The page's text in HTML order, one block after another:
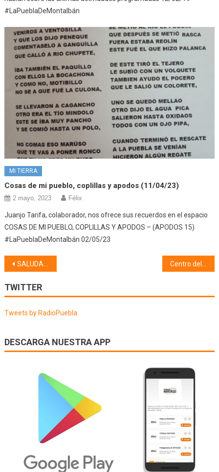
#LaPueblaDeMontalbán
MI TIERRA
Cosas de mi pueblo, coplillas y apodos (11/04/23)
2 mayo, 2023 Félix
Juanjo Tarifa, colaborador, nos ofrece sus recuerdos en el espacio
COSAS DE MI PUEBLO, COPLILLAS Y APODOS – (APODOS 15)
#LaPueblaDeMontalbán 02/05/23
Navegación
de
entradas
SALUDABLE (30/10/23) Presentación
TWITTER
Tweets by RadioPuebla
DESCARGA NUESTRA APP